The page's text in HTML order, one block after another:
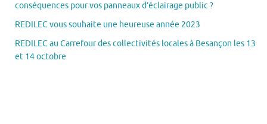
conséquences pour vos panneaux d’éclairage public ?
REDILEC vous souhaite une heureuse année 2023
REDILEC au Carrefour des collectivités locales à Besançon les 13
et 14 octobre